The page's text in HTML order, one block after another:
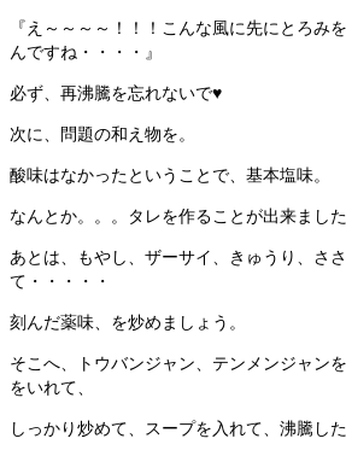
『え～～～～！！！こんな風に先にとろみ
んですね・・・・』
必ず、再沸騰を忘れないで♥
次に、問題の和え物を。
酸味はなかったということで、基本塩味。
なんとか。。。タレを作ることが出来まし
あとは、もやし、ザーサイ、きゅうり、さ
て・・・・・
刻んだ薬味、を炒めましょう。
そこへ、トウバンジャン、テンメンジャン
をいれて、
しっかり炒めて、スープを入れて、沸騰し